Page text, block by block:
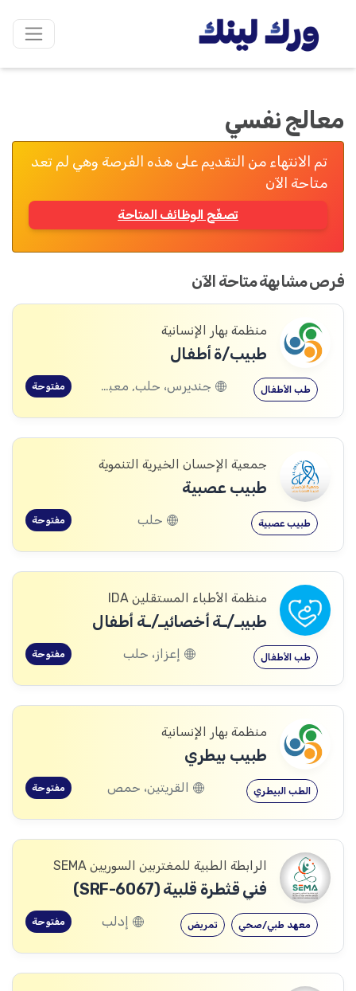
معالج نفسي
تم الانتهاء من التقديم على هذه الفرصة وهي لم تعد
متاحة الآن
تصفّح الوظائف المتاحة
فرص مشابهة متاحة الآن
منظمة بهار الإنسانية
طبيب/ة أطفال
طب الأطفال جنديرس، حلب, معبطلي، حلب مفتوحة
جمعية الإحسان الخيرية التنموية
طبيب عصبية
طبيب عصبية حلب مفتوحة
منظمة الأطباء المستقلين IDA
طبيبـ/ـة أخصائيـ/ـة أطفال
طب الأطفال إعزاز، حلب مفتوحة
منظمة بهار الإنسانية
طبيب بيطري
الطب البيطري القريتين، حمص مفتوحة
الرابطة الطبية للمغتربين السوريين SEMA
فني قثطرة قلبية (SRF-6067)
تمريض معهد طبي/صحي إدلب مفتوحة